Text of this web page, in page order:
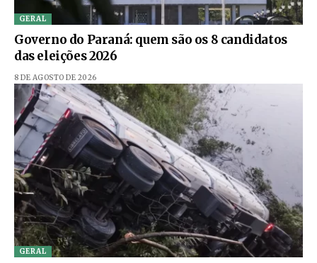
GERAL
Governo do Paraná: quem são os 8 candidatos
das eleições 2026
8 DE AGOSTO DE 2026
GERAL